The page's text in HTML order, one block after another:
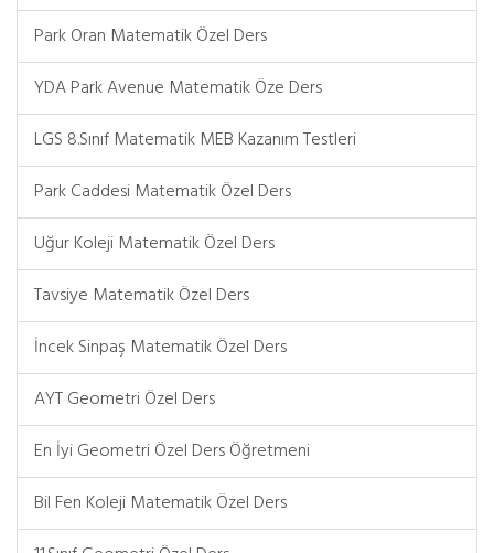
Park Oran Matematik Özel Ders
YDA Park Avenue Matematik Öze Ders
LGS 8.Sınıf Matematik MEB Kazanım Testleri
Park Caddesi Matematik Özel Ders
Uğur Koleji Matematik Özel Ders
Tavsiye Matematik Özel Ders
İncek Sinpaş Matematik Özel Ders
AYT Geometri Özel Ders
En İyi Geometri Özel Ders Öğretmeni
Bil Fen Koleji Matematik Özel Ders